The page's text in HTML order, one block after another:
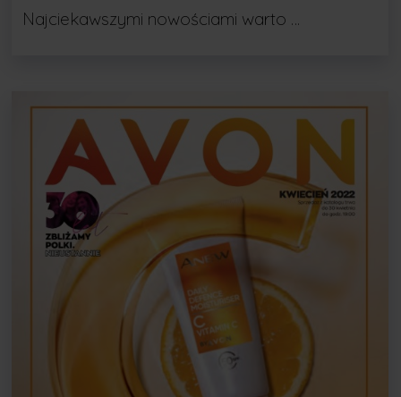
Najciekawszymi nowościami warto …